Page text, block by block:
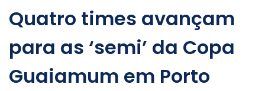
Quatro times avançam
para as ‘semi’ da Copa
Guaiamum em Porto